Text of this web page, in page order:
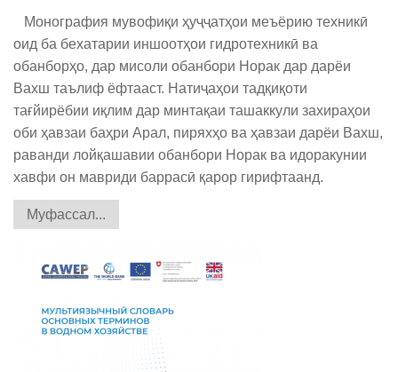
Монография мувофиқи ҳуҷҷатҳои меъёрию техникӣ
оид ба бехатарии иншоотҳои гидротехникӣ ва
обанборҳо, дар мисоли обанбори Норак дар дарёи
Вахш таълиф ёфтааст. Натиҷаҳои тадқиқоти
тағйирёбии иқлим дар минтақаи ташаккули захираҳои
оби ҳавзаи баҳри Арал, пиряхҳо ва ҳавзаи дарёи Вахш,
раванди лойқашавии обанбори Норак ва идоракунии
хавфи он мавриди баррасӣ қарор гирифтаанд.
Муфассал...